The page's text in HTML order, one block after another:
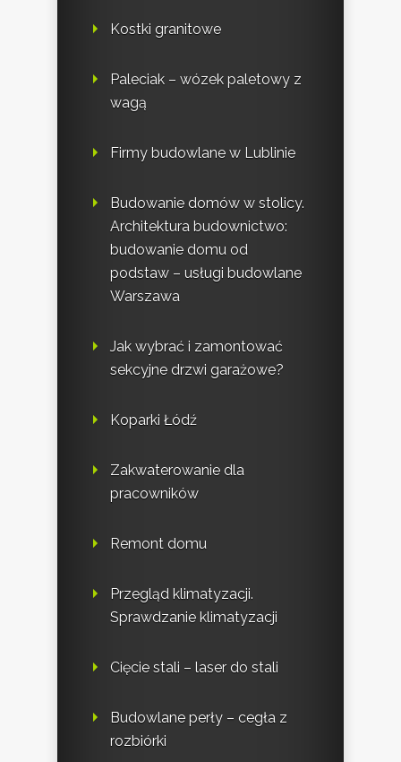
Kostki granitowe
Paleciak – wózek paletowy z
wagą
Firmy budowlane w Lublinie
Budowanie domów w stolicy.
Architektura budownictwo:
budowanie domu od
podstaw – usługi budowlane
Warszawa
Jak wybrać i zamontować
sekcyjne drzwi garażowe?
Koparki Łódź
Zakwaterowanie dla
pracowników
Remont domu
Przegląd klimatyzacji.
Sprawdzanie klimatyzacji
Cięcie stali – laser do stali
Budowlane perły – cegła z
rozbiórki